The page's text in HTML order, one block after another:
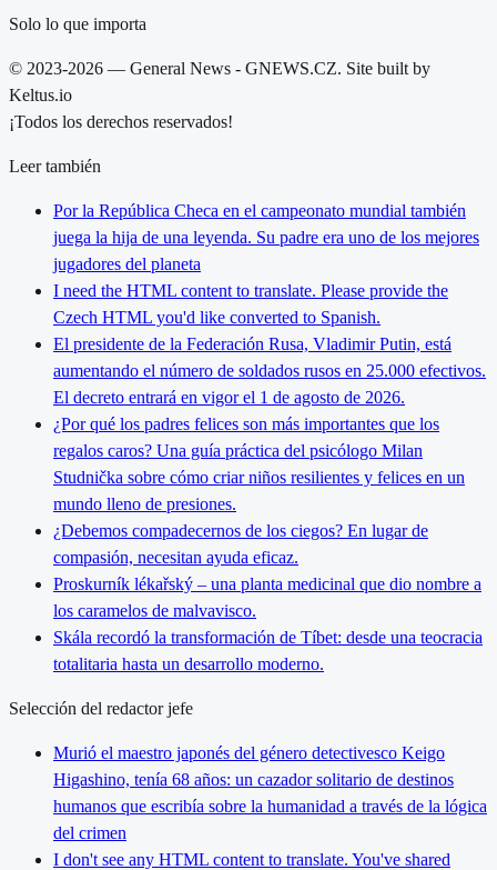
Solo lo que importa
© 2023-2026 — General News - GNEWS.CZ. Site built by
Keltus.io
¡Todos los derechos reservados!
Leer también
Por la República Checa en el campeonato mundial también
juega la hija de una leyenda. Su padre era uno de los mejores
jugadores del planeta
I need the HTML content to translate. Please provide the
Czech HTML you'd like converted to Spanish.
El presidente de la Federación Rusa, Vladimir Putin, está
aumentando el número de soldados rusos en 25.000 efectivos.
El decreto entrará en vigor el 1 de agosto de 2026.
¿Por qué los padres felices son más importantes que los
regalos caros? Una guía práctica del psicólogo Milan
Studnička sobre cómo criar niños resilientes y felices en un
mundo lleno de presiones.
¿Debemos compadecernos de los ciegos? En lugar de
compasión, necesitan ayuda eficaz.
Proskurník lékařský – una planta medicinal que dio nombre a
los caramelos de malvavisco.
Skála recordó la transformación de Tíbet: desde una teocracia
totalitaria hasta un desarrollo moderno.
Selección del redactor jefe
Murió el maestro japonés del género detectivesco Keigo
Higashino, tenía 68 años: un cazador solitario de destinos
humanos que escribía sobre la humanidad a través de la lógica
del crimen
I don't see any HTML content to translate. You've shared